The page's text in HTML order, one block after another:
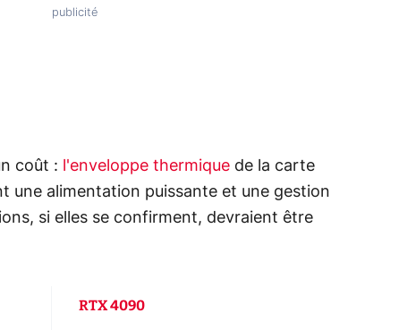
coût : l'enveloppe thermique de la carte
une alimentation puissante et une gestion
si elles se confirment, devraient être
RTX 4090